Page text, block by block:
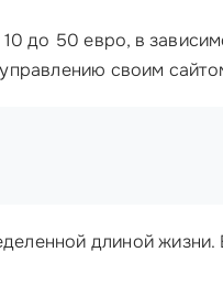
до 50 евро, в
своим
длиной